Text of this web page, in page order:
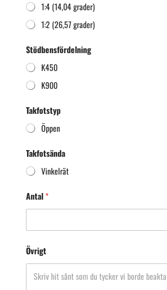
1:4 (14,04 grader)
1:2 (26,57 grader)
m
m
)
A
n
a
*
Stödbensfördelning
K450
K900
Takfotstyp
Öppen
Takfotsända
Vinkelrät
Antal *
Övrigt